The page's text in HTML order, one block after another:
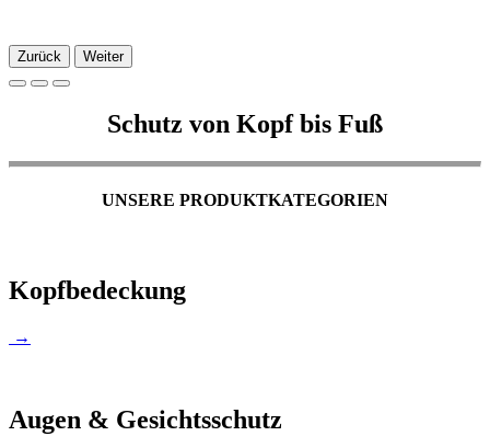
Zurück Weiter
Schutz von Kopf bis Fuß
UNSERE PRODUKTKATEGORIEN
Kopfbedeckung
→
Augen & Gesichtsschutz